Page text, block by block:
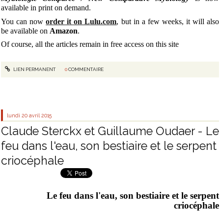
available in print on demand.
You can noworder it on Lulu.com, but in a few weeks, it will also
be available on Amazon.
Of course, all the articles remain in free access on this site
LIEN PERMANENT 0COMMENTAIRE
lundi 20 avril 2015
Claude Sterckx et Guillaume Oudaer - Le
feu dans l'eau, son bestiaire et le serpent
criocéphale
Le feu dans l'eau, son bestiaire et le serpent
criocéphale